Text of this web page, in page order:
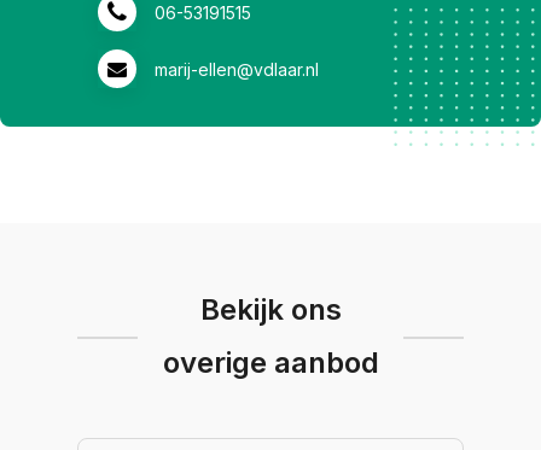
06-53191515
marij-ellen@vdlaar.nl
Bekijk ons
overige aanbod